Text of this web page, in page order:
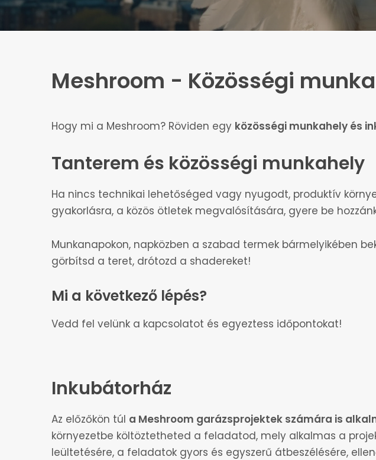
Indul: 2026.10.05.
DaVinci Resolve
Haladó
RajzStart! Rajztanfolyam kezdőknek
Unreal
Színmenedzsment tanfolyam
Színhelyes! Színmenedzsment
tanfolyam
Fast
3D
Fast Forward
Digitális festés és illusztráció
Meshroom - Közösségi
Hogy mi a Meshroom? Röviden egy közösségi munkahely és
Tanterem és közösségi munkahely
Ha nincs technikai lehetőséged vagy nyugodt, produktív
gyakorlásra, a közös ötletek megvalósítására, gyere be
Munkanapokon, napközben a szabad termek bármelyikében
görbítsd a teret, drótozd a shadereket!
Mi a következő lépés?
Vedd fel velünk a kapcsolatot és egyeztess időpontokat!
Inkubátorház
Az előzőkön túl a Meshroom garázsprojektek számára is
környezetbe költöztetheted a feladatod, mely alkalmas a
leültetésére, a feladatok gyors és egyszerű átbeszélésére,